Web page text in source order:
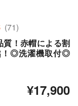
(71)
！赤帽による割
！◎洗濯機取付◎
¥17,900